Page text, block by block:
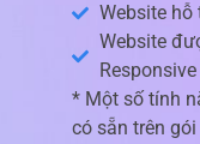
Website hỗ
Website
Responsive
* Một số tính
có sẵn trên